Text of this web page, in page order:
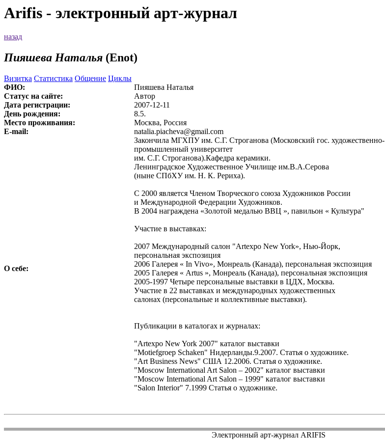
Arifis - электронный арт-журнал
назад
Пияшева Наталья (Enot)
Визитка Статистика Общение Циклы
ФИО:
Пияшева Наталья
Статус на сайте:
Автор
Дата регистрации:
2007-12-11
День рождения:
8.5.
Место проживания:
Москва, Россия
E-mail:
natalia.piacheva@gmail.com
О себе:
Закончила МГХПУ им. С.Г. Строганова (Московский гос. художественно-
промышленный университет
им. С.Г. Строганова).Кафедра керамики.
Ленинградское Художественное Училище им.В.А.Серова
(ныне СПбХУ им. Н. К. Рериха).
С 2000 является Членом Творческого союза Художников России
и Международной Федерации Художников.
В 2004 награждена «Золотой медалью ВВЦ », павильон « Культура"
Участие в выставках:
2007 Международный салон "Artexpo New York», Нью-Йорк,
персональная экспозиция
2006 Галерея « In Vivo», Монреаль (Канада), персональная экспозиция
2005 Галерея « Artus », Монреаль (Канада), персональная экспозиция
2005-1997 Четыре персональные выставки в ЦДХ, Москва.
Участие в 22 выставках и международных художественных
салонах (персональные и коллективные выставки).
Публикации в каталогах и журналах:
"Artexpo New York 2007" каталог выставки
"Motiefgroep Schaken" Нидерланды.9.2007. Статья о художнике.
"Art Business News" США 12.2006. Статья о художнике.
"Moscow International Art Salon – 2002" каталог выставки
"Moscow International Art Salon – 1999" каталог выставки
"Salon Interior" 7.1999 Статья о художнике.
Электронный арт-журнал ARIFIS